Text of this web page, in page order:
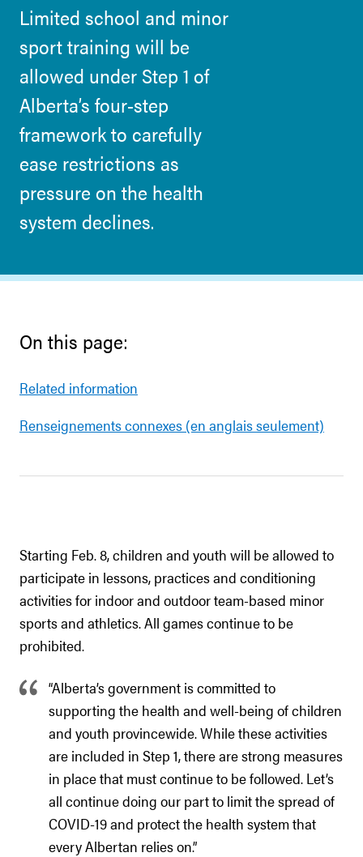
Limited school and minor
sport training will be
allowed under Step 1 of
Alberta’s four-step
framework to carefully
ease restrictions as
pressure on the health
system declines.
On this page:
Related information
Renseignements connexes (en anglais seulement)
Starting Feb. 8, children and youth will be allowed to
participate in lessons, practices and conditioning
activities for indoor and outdoor team-based minor
sports and athletics. All games continue to be
prohibited.
“Alberta’s government is committed to
supporting the health and well-being of children
and youth provincewide. While these activities
are included in Step 1, there are strong measures
in place that must continue to be followed. Let’s
all continue doing our part to limit the spread of
COVID-19 and protect the health system that
every Albertan relies on.”